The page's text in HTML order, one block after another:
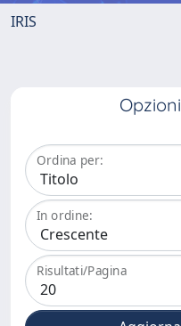
IRIS
Opzioni
Ordina per:
In ordine:
Risultati/Pagina